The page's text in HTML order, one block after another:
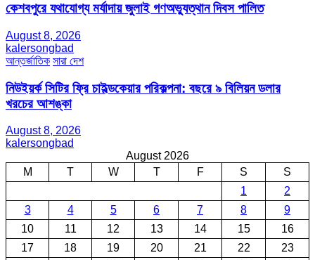
কেশবপুরে যথাযোগ্য মর্যাদায় জুলাই গণঅভ্যুত্থান দিবস পালিত
August 8, 2026
kalersongbad
আন্তর্জাতিক সারা দেশ
নিউইয়র্ক সিটির ফ্রি চাইল্ডকেয়ার পরিকল্পনা: বছরে ৯ বিলিয়ন ডলার
খরচের আশঙ্কা
August 8, 2026
kalersongbad
August 2026
M
T W T F S
S
1
2
3
4 5 6 7 8
9
10
11 12 13 14 15
16
17
18 19 20 21 22
23